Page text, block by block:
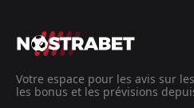
Votre espace pour les avis sur
les bonus et les prévisions